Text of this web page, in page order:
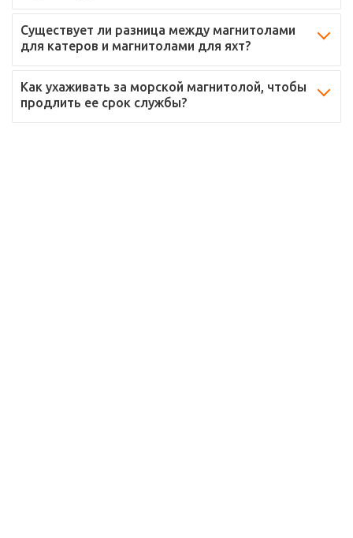
Существует ли разница между магнитолами
для катеров и магнитолами для яхт?
Как ухаживать за морской магнитолой, чтобы
продлить ее срок службы?